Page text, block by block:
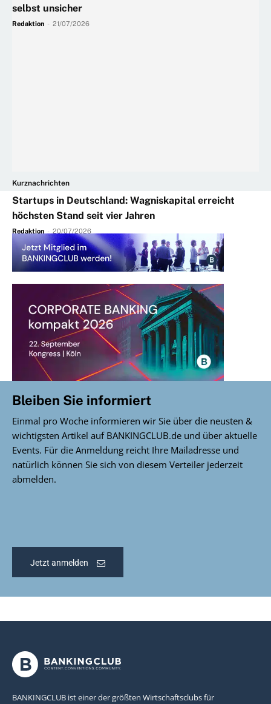
selbst unsicher
Redaktion 21/07/2026
Kurznachrichten
Startups in Deutschland: Wagniskapital erreicht
höchsten Stand seit vier Jahren
Redaktion - 20/07/2026
Bleiben Sie informiert
Einmal pro Woche informieren wir Sie über die neusten &
wichtigsten Artikel auf BANKINGCLUB.de und über aktuelle
Events. Für die Anmeldung reicht Ihre Mailadresse und
natürlich können Sie sich von diesem Verteiler jederzeit
abmelden.
Jetzt anmelden
BANKINGCLUB ist einer der größten Wirtschaftsclubs für